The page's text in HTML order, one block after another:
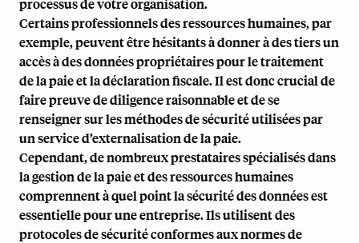
processus de votre organisation.
Certains professionnels des ressources humaines, par
exemple, peuvent être hésitants à donner à des tiers un
accès à des données propriétaires pour le traitement
de la paie et la déclaration fiscale. Il est donc crucial de
faire preuve de diligence raisonnable et de se
renseigner sur les méthodes de sécurité utilisées par
un service d’externalisation de la paie.
Cependant, de nombreux prestataires spécialisés dans
la gestion de la paie et des ressources humaines
comprennent à quel point la sécurité des données est
essentielle pour une entreprise. Ils utilisent des
protocoles de sécurité conformes aux normes de